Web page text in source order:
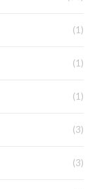
(1)
(1)
(1)
(3)
(3)